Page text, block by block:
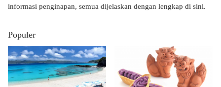
informasi penginapan, semua dijelaskan dengan lengkap di sini.
Populer